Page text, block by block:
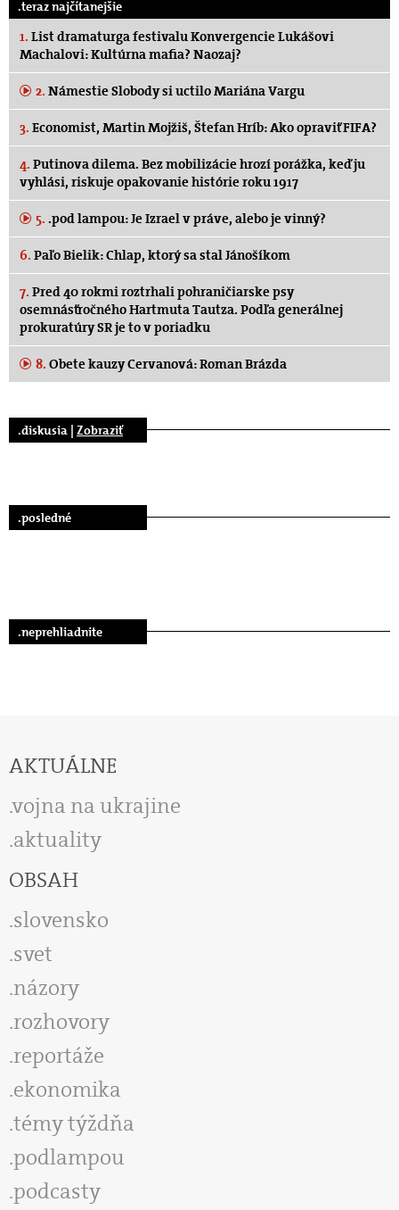
.teraz najčítanejšie
1. List dramaturga festivalu Konvergencie Lukášovi
Machalovi: Kultúrna mafia? Naozaj?
2. Námestie Slobody si uctilo Mariána Vargu
3. Economist, Martin Mojžiš, Štefan Hríb: Ako opraviť FIFA?
4. Putinova dilema. Bez mobilizácie hrozí porážka, keď ju
vyhlási, riskuje opakovanie histórie roku 1917
5. .pod lampou: Je Izrael v práve, alebo je vinný?
6. Paľo Bielik: Chlap, ktorý sa stal Jánošíkom
7. Pred 40 rokmi roztrhali pohraničiarske psy
osemnásťročného Hartmuta Tautza. Podľa generálnej
prokuratúry SR je to v poriadku
8. Obete kauzy Cervanová: Roman Brázda
.diskusia | Zobraziť
.posledné
.neprehliadnite
AKTUÁLNE
vojna na ukrajine
aktuality
OBSAH
slovensko
svet
názory
rozhovory
reportáže
ekonomika
témy týždňa
podlampou
podcasty